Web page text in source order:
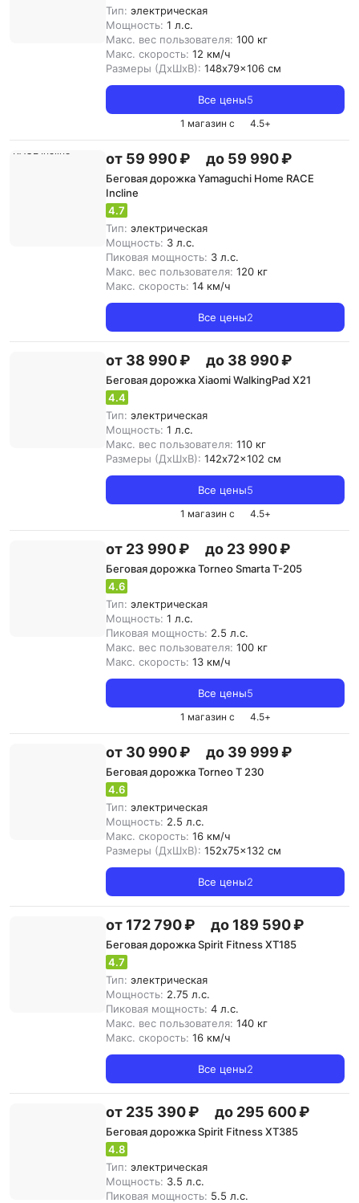
Тип: электрическая
Мощность: 1 л.с.
Макс. вес пользователя: 100 кг
Макс. скорость: 12 км/ч
Размеры (ДxШxВ): 148x79x106 см
Все цены5
1 магазин с 4.5+
от 59 990 ₽ до 59 990 ₽
Беговая дорожка Yamaguchi Home RACE
Incline
4.7
Тип: электрическая
Мощность: 3 л.с.
Пиковая мощность: 3 л.с.
Макс. вес пользователя: 120 кг
Макс. скорость: 14 км/ч
Все цены2
от 38 990 ₽ до 38 990 ₽
Беговая дорожка Xiaomi WalkingPad X21
4.4
Тип: электрическая
Мощность: 1 л.с.
Макс. вес пользователя: 110 кг
Размеры (ДxШxВ): 142x72x102 см
Все цены5
1 магазин с 4.5+
от 23 990 ₽ до 23 990 ₽
Беговая дорожка Torneo Smarta T-205
4.6
Тип: электрическая
Мощность: 1 л.с.
Пиковая мощность: 2.5 л.с.
Макс. вес пользователя: 100 кг
Макс. скорость: 13 км/ч
Все цены5
1 магазин с 4.5+
от 30 990 ₽ до 39 999 ₽
Беговая дорожка Torneo T 230
4.6
Тип: электрическая
Мощность: 2.5 л.с.
Макс. скорость: 16 км/ч
Размеры (ДxШxВ): 152x75x132 см
Все цены2
от 172 790 ₽ до 189 590 ₽
Беговая дорожка Spirit Fitness XT185
4.7
Тип: электрическая
Мощность: 2.75 л.с.
Пиковая мощность: 4 л.с.
Макс. вес пользователя: 140 кг
Макс. скорость: 16 км/ч
Все цены2
от 235 390 ₽ до 295 600 ₽
Беговая дорожка Spirit Fitness XT385
4.8
Тип: электрическая
Мощность: 3.5 л.с.
Пиковая мощность: 5.5 л.с.